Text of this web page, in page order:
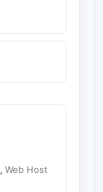
, Web Host